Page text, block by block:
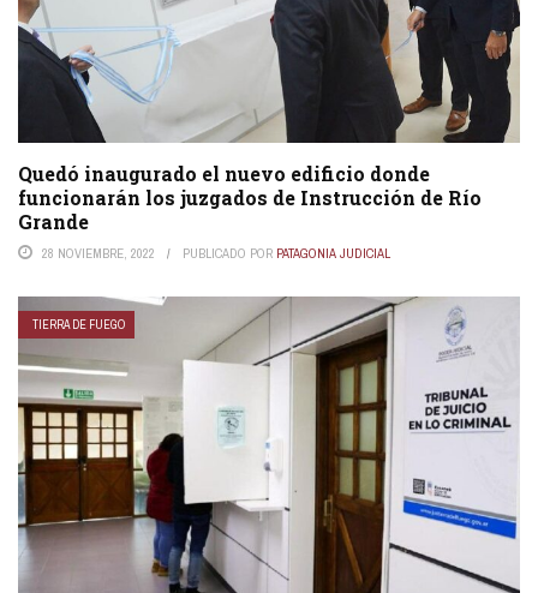
Quedó inaugurado el nuevo edificio donde
funcionarán los juzgados de Instrucción de Río
Grande
28 NOVIEMBRE, 2022 PUBLICADO POR PATAGONIA JUDICIAL
TIERRA DE FUEGO